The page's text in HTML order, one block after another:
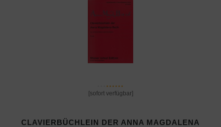
[sofort verfügbar]
CLAVIERBÜCHLEIN DER ANNA MAGDALENA